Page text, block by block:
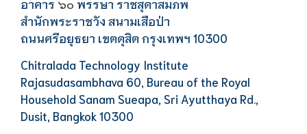
อาคาร ๖๐ พรรษา ราชสุดาสมภพ
สำนักพระราชวัง สนามเสือป่า
ถนนศรีอยุธยา เขตดุสิต กรุงเทพฯ 10300
Chitralada Technology Institute
Rajasudasambhava 60, Bureau of the Royal
Household Sanam Sueapa, Sri Ayutthaya Rd.,
Dusit, Bangkok 10300